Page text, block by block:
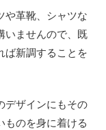
や革靴、シャツな
いませんので、既
ば新調することを
デザインにもその
ものを身に着ける